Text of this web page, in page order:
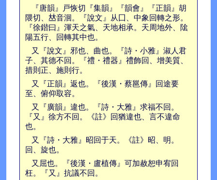
『唐韻』戸恢切『集韻』『韻會』『正韻』胡
隈切、𠀤音洄。『說文』从囗、中象回轉之形。
『徐鍇曰』渾天之氣、天地相承。天周地外、隂
陽五行、回轉其中也。
又『說文』邪也、曲也。『詩・小雅』淑人君
子、其德不回。『禮・禮器』禮飾回、增美質、
措則正、施則行。
又『正韻』返也。『後漢・蔡邕傳』回途要
至、俯仰取容。
又『廣韻』違也。『詩・大雅』求福不回。
『又』徐方不回。《註》回猶違也、言不違命
也。
又『詩・大雅』昭回于天。《註》昭、明。
回、旋也。
又屈也。『後漢・盧植傳』可加赦恕申宥回
枉。『又』抗議不回。